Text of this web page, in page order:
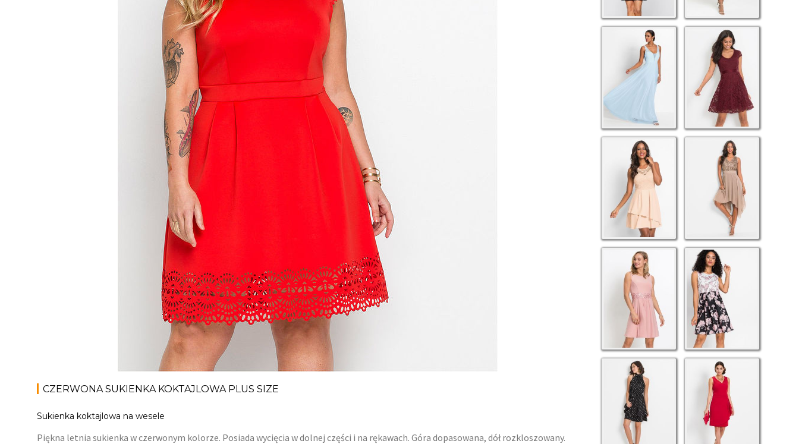
CZERWONA SUKIENKA KOKTAJLOWA PLUS SIZE
Sukienka koktajlowa na wesele
Piękna letnia sukienka w czerwonym kolorze. Posiada wycięcia w dolnej części i na rękawach. Góra dopasowana, dół rozkloszowany.